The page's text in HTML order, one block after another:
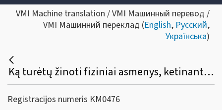
VMI Machine translation / VMI Машинный перевод /
VMI Машинний переклад (English, Русский,
Українська)
Ką turėtų žinoti fiziniai asmenys, ketinantys vykdyti veiklą su tauriaisiais metalais ir brangakmeniais?
Registracijos numeris KM0476